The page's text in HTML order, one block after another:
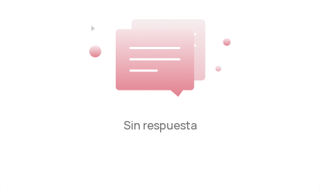
Sin respuesta